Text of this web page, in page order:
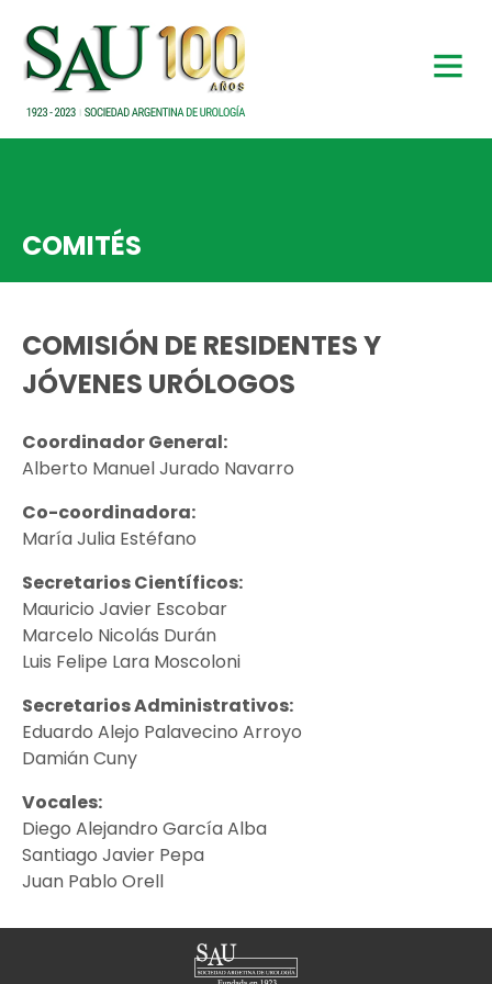
COMITÉS
COMISIÓN DE RESIDENTES Y
JÓVENES URÓLOGOS
Coordinador General:
Alberto Manuel Jurado Navarro
Co-coordinadora:
María Julia Estéfano
Secretarios Científicos:
Mauricio Javier Escobar
Marcelo Nicolás Durán
Luis Felipe Lara Moscoloni
Secretarios Administrativos:
Eduardo Alejo Palavecino Arroyo
Damián Cuny
Vocales:
Diego Alejandro García Alba
Santiago Javier Pepa
Juan Pablo Orell